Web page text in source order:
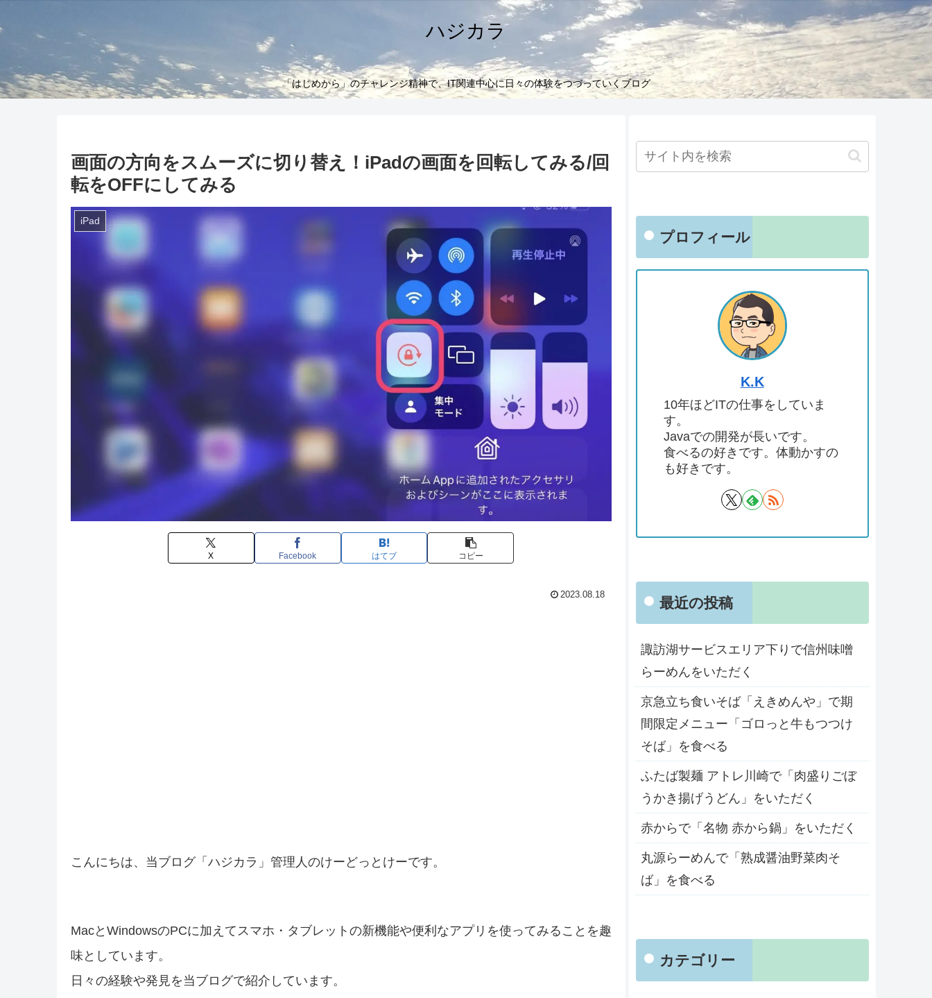
ハジカラ
「はじめから」のチャレンジ精神で、IT関連中心に日々の体験をつづっていくブログ
画面の方向をスムーズに切り替え！iPadの画面を回転してみる/回
転をOFFにしてみる
iPad
X Facebook はてブ コピー
2023.08.18
こんにちは、当ブログ「ハジカラ」管理人のけーどっとけーです。
MacとWindowsのPCに加えてスマホ・タブレットの新機能や便利なアプリを使ってみることを趣
味としています。
日々の経験や発見を当ブログで紹介しています。
プロフィール
K.K
10年ほどITの仕事をしていま
す。
Javaでの開発が長いです。
食べるの好きです。体動かすの
も好きです。
最近の投稿
諏訪湖サービスエリア下りで信州味噌
らーめんをいただく
京急立ち食いそば「えきめんや」で期
間限定メニュー「ゴロっと牛もつつけ
そば」を食べる
ふたば製麺 アトレ川崎で「肉盛りごぼ
うかき揚げうどん」をいただく
赤からで「名物 赤から鍋」をいただく
丸源らーめんで「熟成醤油野菜肉そ
ば」を食べる
カテゴリー